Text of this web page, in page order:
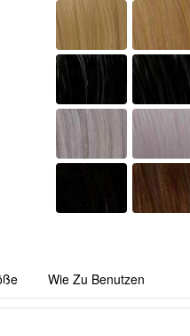
Wie Zu Benutzen